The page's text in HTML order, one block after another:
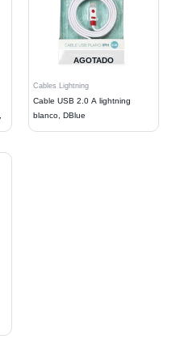
AGOTADO
Cables Lightning
Cable USB 2.0 A lightning
blanco, DBlue